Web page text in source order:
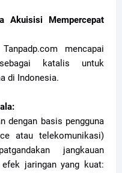
Akuisisi Mempercepat
mencapai
katalis untuk
di Indonesia.
dengan basis pengguna
atau telekomunikasi)
jangkauan
jaringan yang kuat: